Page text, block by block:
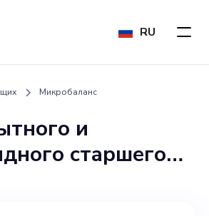
RU
Микробаланс
и
старшего